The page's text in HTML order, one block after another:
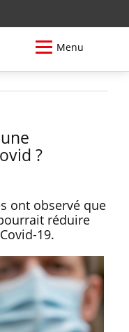
Menu
?
ont observé que
réduire
19.